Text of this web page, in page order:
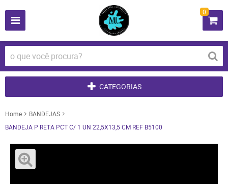
0
CATEGORIAS
Home
BANDEJAS
BANDEJA P RETA PCT C/ 1 UN 22,5X13,5 CM REF B5100